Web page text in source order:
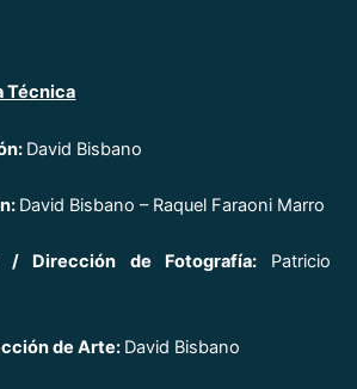
Técnica
David Bisbano
David Bisbano – Raquel Faraoni Marro
/ Dirección de Fotografía: Patricio
de Arte: David Bisbano